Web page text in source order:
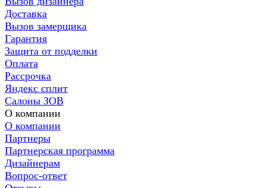
Доставка
Вызов замерщика
Гарантия
Защита от подделки
Оплата
Рассрочка
Яндекс сплит
Салоны ЗОВ
О компании
О компании
Партнеры
Партнерская программа
Дизайнерам
Вопрос-ответ